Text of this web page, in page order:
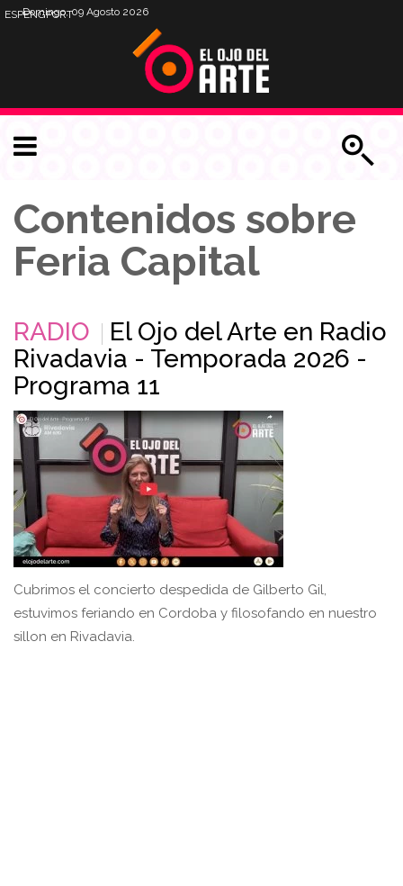
Domingo, 09 Agosto 2026
ESPENGPORT
Contenidos sobre
Feria Capital
RADIO
El Ojo del Arte en Radio
Rivadavia - Temporada 2026 -
Programa 11
Cubrimos el concierto despedida de Gilberto Gil,
estuvimos feriando en Cordoba y filosofando en nuestro
sillon en Rivadavia.